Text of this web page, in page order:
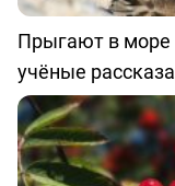
Прыгают в море
учёные